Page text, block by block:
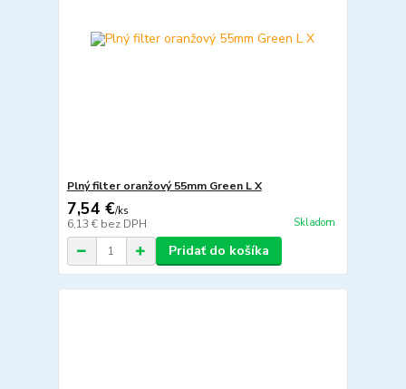
Plný filter oranžový 55mm Green L X
7,54 €/ks
6,13 € bez DPH Skladom
Pridať do košíka